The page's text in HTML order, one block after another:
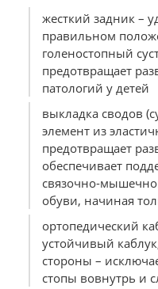
жесткий задник –
правильном
голеностопный
предотвращает
патологий у детей
выкладка сводов
элемент из
предотвращает
обеспечивает
связочно-
обуви, начиная
ортопедический
устойчивый
стороны –
стопы вовнутрь и